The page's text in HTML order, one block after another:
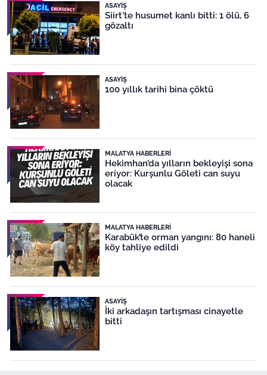
ASAYIŞ
Siirt'te husumet kanlı bitti: 1 ölü, 6
gözaltı
ASAYIŞ
100 yıllık tarihi bina çöktü
MALATYA HABERLERI
Hekimhan’da yılların bekleyişi sona
eriyor: Kurşunlu Göleti can suyu
olacak
MALATYA HABERLERI
Karabük’te orman yangını: 80 haneli
köy tahliye edildi
ASAYIŞ
İki arkadaşın tartışması cinayetle
bitti